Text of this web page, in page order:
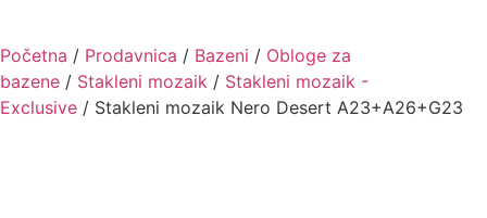
Početna / Prodavnica / Bazeni / Obloge za
bazene / Stakleni mozaik / Stakleni mozaik -
Exclusive / Stakleni mozaik Nero Desert A23+A26+G23